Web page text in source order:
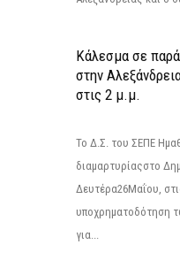
Κάλεσμα σε
στην
στις 2 μ.μ.
Το Δ.Σ. του ΣΕΠΕ
διαμαρτυρίαςστο
Δευτέρα26Μαΐου,
υποχρηματοδότηση
για...